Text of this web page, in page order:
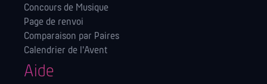
Concours de Musique
Page de renvoi
Comparaison par Paires
Calendrier de l'Avent
Aide